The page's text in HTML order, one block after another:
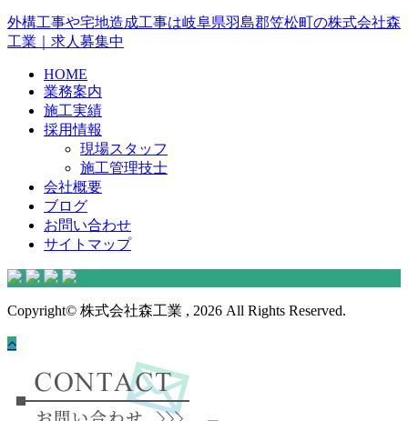
外構工事や宅地造成工事は岐阜県羽島郡笠松町の株式会社森
工業｜求人募集中
HOME
業務案内
施工実績
採用情報
現場スタッフ
施工管理技士
会社概要
ブログ
お問い合わせ
サイトマップ
Copyright© 株式会社森工業 , 2026 All Rights Reserved.